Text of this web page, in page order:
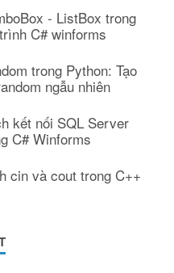
- ListBox trong
C# winforms
trong Python: Tạo
ngẫu nhiên
kết nối SQL Server
C# Winforms
cin và cout trong C++